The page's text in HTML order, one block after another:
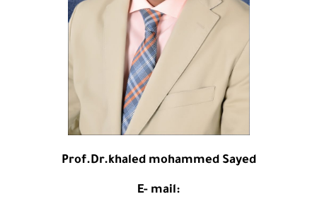
Prof.Dr.khaled mohammed Sayed
E- mail: